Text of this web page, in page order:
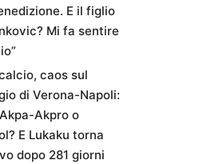
E il figlio
Mi fa sentire
caos sul
di Verona-Napoli:
Akpro o
E Lukaku torna
dopo 281 giorni